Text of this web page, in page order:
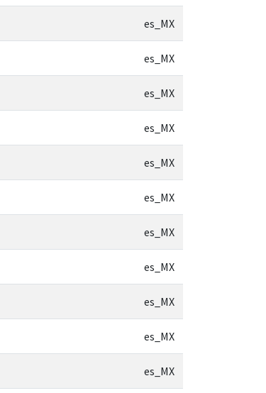
es_MX
es_MX
es_MX
es_MX
es_MX
es_MX
es_MX
es_MX
es_MX
es_MX
es_MX